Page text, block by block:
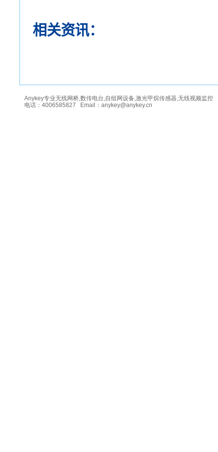
相关资讯：
Anykey专业无线网桥,数传电台,自组网设备,激光甲烷传感器,无线视频监控
电话：4006585827 Email：anykey@anykey.cn